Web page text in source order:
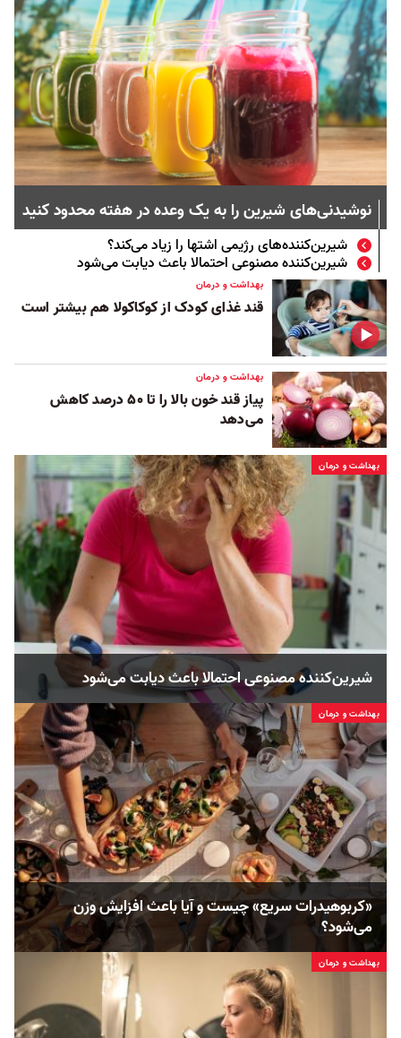
نوشیدنی‌های شیرین را به یک وعده در هفته محدود کنید
شیرین‌کننده‌های رژیمی اشتها را زیاد می‌کند؟
شیرین‌کننده‌ مصنوعی احتمالا باعث دیابت می‌شود
بهداشت و درمان
قند غذای کودک از کوکاکولا هم بیشتر است
بهداشت و درمان
پیاز قند خون بالا را تا ۵۰ درصد کاهش
می‌دهد
بهداشت و درمان
شیرین‌کننده‌ مصنوعی احتمالا باعث دیابت می‌شود
بهداشت و درمان
«کربوهیدرات سریع» چیست و آیا باعث افزایش وزن
می‌شود؟
بهداشت و درمان